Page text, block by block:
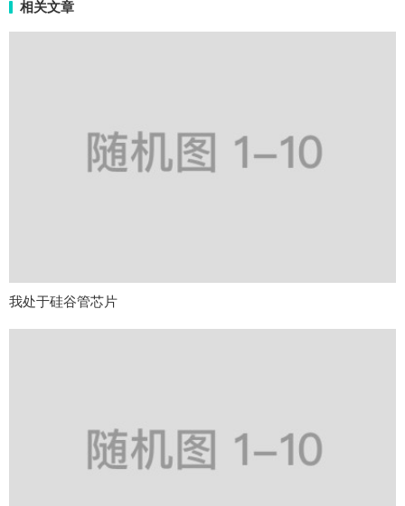
相关文章
我处于硅谷管芯片